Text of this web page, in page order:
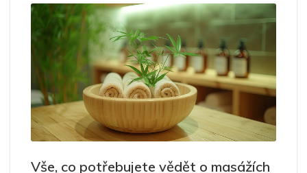
Vše, co potřebujete vědět o masážích